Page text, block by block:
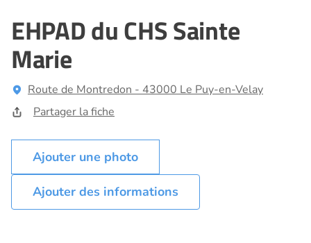
EHPAD du CHS Sainte
Marie
Route de Montredon - 43000 Le Puy-en-Velay
Partager la fiche
Ajouter des informations